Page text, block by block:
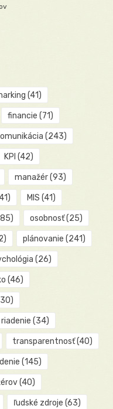
(41)
financie (71)
(243)
KPI (42)
manažér(93)
MIS (41)
osobnosť(25)
plánovanie (241)
(26)
(46)
(34)
transparentnosť(40)
(145)
(40)
ľudské zdroje (63)